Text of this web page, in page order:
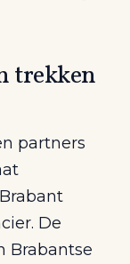
trekken
partners
De
Brabantse